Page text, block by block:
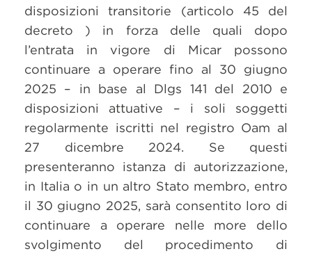
disposizioni transitorie (articolo 45 del
decreto ) in forza delle quali dopo
l’entrata in vigore di Micar possono
continuare a operare fino al 30 giugno
2025 – in base al Dlgs 141 del 2010 e
disposizioni attuative – i soli soggetti
regolarmente iscritti nel registro Oam al
27 dicembre 2024. Se questi
presenteranno istanza di autorizzazione,
in Italia o in un altro Stato membro, entro
il 30 giugno 2025, sarà consentito loro di
continuare a operare nelle more dello
svolgimento del procedimento di